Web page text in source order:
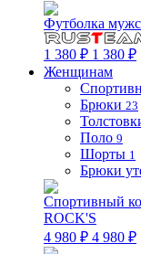
Футболка
1 380 ₽ 1 380 ₽
Женщинам
Брюки 23
Поло 9
Шорты 1
Брюки
Спортивный
ROCK'S
4 980 ₽ 4 980 ₽